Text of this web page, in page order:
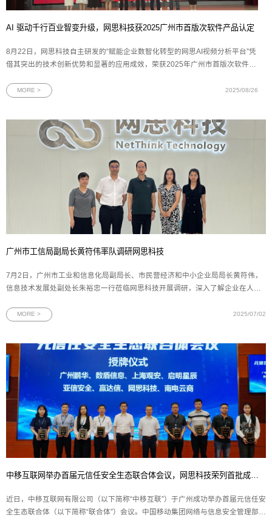
AI 驱动千行百业智变升级，网思科技获2025广州市首版次软件产品认定
8月22日，网思科技自主研发的“赋能企业数智化转型的网思AI视频分析平台”凭
借其突出的技术创新优势和显著的应用成效，荣获2025年广州市首版次软件产
技多年来坚持自主研发、深耕数智化领域的有力见证。图为网思科技代表（右
MORE > 2025/08/26
广州市工信局副局长黄符伟率队调研网思科技
7月2日，广州市工业和信息化局副局长、市民营经济和中小企业局局长黄符伟，
信息技术发展处副处长朱裕忠一行莅临网思科技开展调研，深入了解企业在人工
陪同调研并作工作汇报。调研座谈会上，副总裁黄朝晖向广州市工信局领导全面
MORE > 2025/07/02
中移互联网举办首届元信任安全生态联合体会议，网思科技荣列首批成员单位
近日，中移互联网有限公司（以下简称“中移互联”）于广州成功举办首届元信任安
全生态联合体（以下简称“联合体”）会议。中国移动集团网络与信息安全管理部、